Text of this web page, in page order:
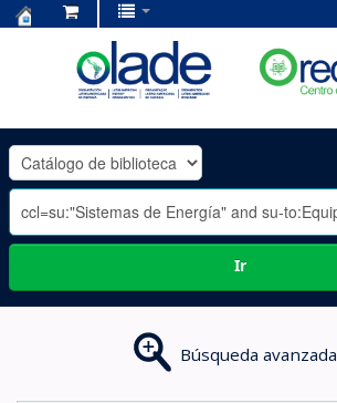
OLADE
-
Ir
Búsqueda avanzada